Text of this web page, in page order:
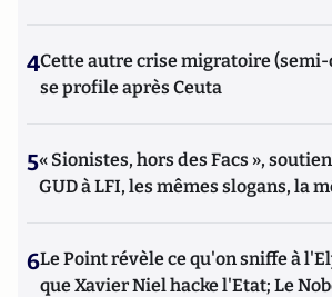
4Cette autre crise migratoire
se profile après Ceuta
5« Sionistes, hors des Facs »,
GUD à LFI, les mêmes slogans, la
6Le Point révèle ce qu'on sniffe à
que Xavier Niel hacke l'Etat; Le